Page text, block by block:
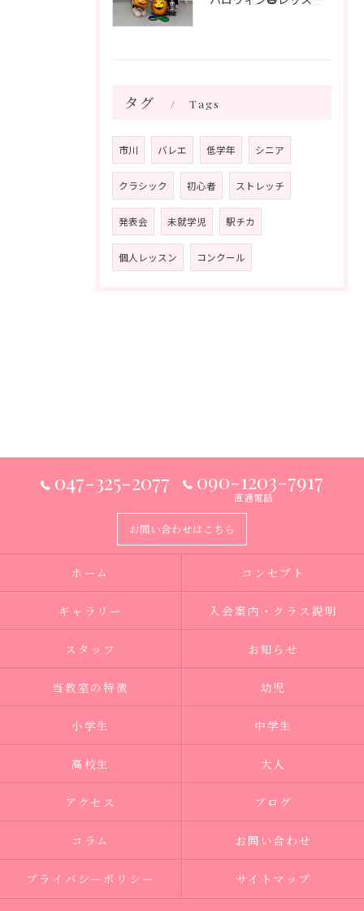
タグ Tags
市川 バレエ 低学年 シニア
クラシック 初心者 ストレッチ
発表会 未就学児 駅チカ
個人レッスン コンクール
047-325-2077 090-1203-7917
直通電話
お問い合わせはこちら
ホーム コンセプト
ギャラリー 入会案内・クラス説明
スタッフ お知らせ
当教室の特徴 幼児
小学生 中学生
高校生 大人
アクセス ブログ
コラム お問い合わせ
プライバシーポリシー サイトマップ